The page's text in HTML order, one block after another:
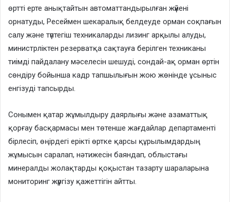
өртті ерте анықтайтын автоматтандырылған жүйені
орнатуды, Ресеймен шекаралық белдеуде орман соқпағын
салу және түптегіш техникаларды лизинг арқылы алуды,
министрліктен резерватқа сақтауға берілген техниканы
тиімді пайдалану мәселесін шешуді, сондай-ақ орман өртін
сөндіру бойынша кадр тапшылығын жою жөнінде ұсыныс
енгізуді тапсырды.
Сонымен қатар жұмылдыру даярлығы және азаматтық
қорғау басқармасы мен төтенше жағдайлар департаменті
бірлесіп, өңірдегі ерікті өртке қарсы құрылымдардың
жұмысын саралап, нәтижесін баяндап, облыстағы
минералды жолақтарды қоқыстан тазарту шараларына
мониторинг жүргізу қажеттігін айтты.